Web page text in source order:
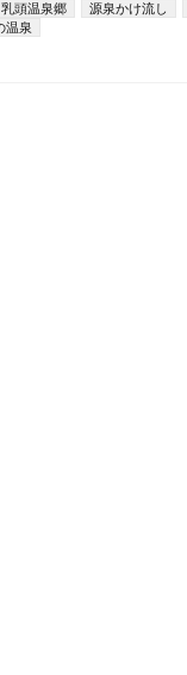
乳頭温泉郷
源泉かけ流し
温泉